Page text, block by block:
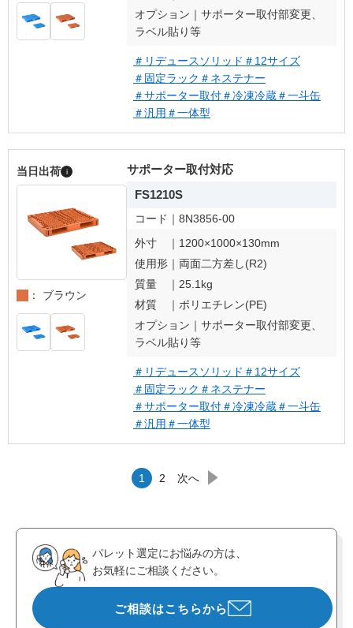
オプション｜ サポーター取付部変更、
ラベル貼り等
＃リデュースソリッド ＃12サイズ
＃固定ラック ＃ネステナー
＃サポーター取付＃冷凍冷蔵＃一斗缶
＃汎用 ＃一体型
当日出荷 i
： ブラウン
サポーター取付対応
FS1210S
コード｜ 8N3856-00
外寸 ｜ 1200×1000×130mm
使用形｜ 両面二方差し(R2)
質量 ｜ 25.1kg
材質 ｜ ポリエチレン(PE)
オプション｜ サポーター取付部変更、
ラベル貼り等
＃リデュースソリッド ＃12サイズ
＃固定ラック ＃ネステナー
＃サポーター取付＃冷凍冷蔵＃一斗缶
＃汎用 ＃一体型
1 2 次へ
パレット選定にお悩みの方は、
お気軽にご相談ください。
ご相談はこちらから